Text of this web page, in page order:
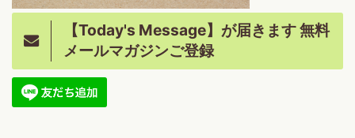
【Today's Message】が届きます 無料
メールマガジンご登録